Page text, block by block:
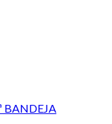
BANDEJA